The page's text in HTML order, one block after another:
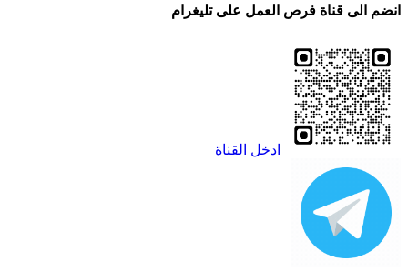
انضم الى قناة فرص العمل على تليغرام
ادخل القناة